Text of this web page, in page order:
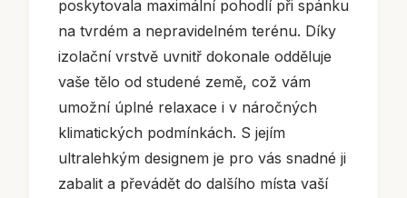
poskytovala maximální pohodlí při spánku
na tvrdém a nepravidelném terénu. Díky
izolační vrstvě uvnitř dokonale odděluje
vaše tělo od studené země, což vám
umožní úplné relaxace i v náročných
klimatických podmínkách. S jejím
ultralehkým designem je pro vás snadné ji
zabalit a převádět do dalšího místa vaší